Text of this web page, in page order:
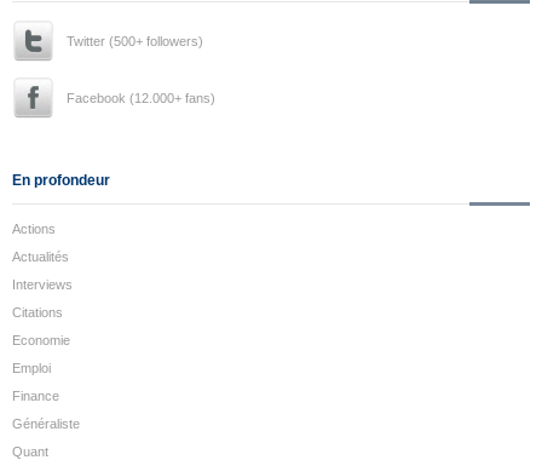
Twitter (500+ followers)
Facebook (12.000+ fans)
En profondeur
Actions
Actualités
Interviews
Citations
Economie
Emploi
Finance
Généraliste
Quant